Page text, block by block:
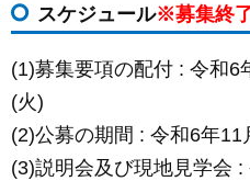
スケジュール※募集終
(1)募集要項の配付 : 令和6
(火)
(2)公募の期間 : 令和6年
(3)説明会及び現地見学会